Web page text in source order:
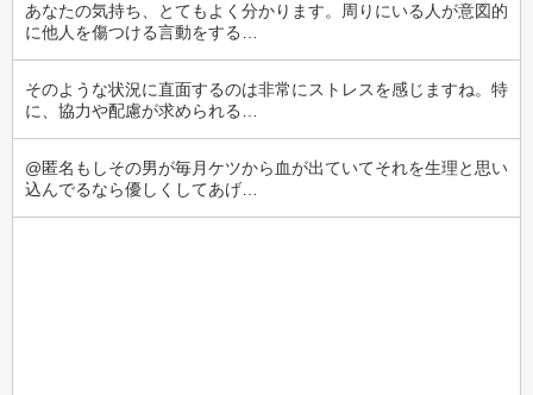
あなたの気持ち、とてもよく分かります。周りにいる人が意図的
に他人を傷つける言動をする…
そのような状況に直面するのは非常にストレスを感じますね。特
に、協力や配慮が求められる…
@匿名もしその男が毎月ケツから血が出ていてそれを生理と思い
込んでるなら優しくしてあげ…